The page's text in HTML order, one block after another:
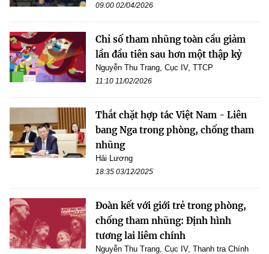
09:00 02/04/2026
Chỉ số tham nhũng toàn cầu giảm
lần đầu tiên sau hơn một thập kỷ
Nguyễn Thu Trang, Cục IV, TTCP
11:10 11/02/2026
Thắt chặt hợp tác Việt Nam - Liên
bang Nga trong phòng, chống tham
nhũng
Hải Lương
18:35 03/12/2025
Đoàn kết với giới trẻ trong phòng,
chống tham nhũng: Định hình
tương lai liêm chính
Nguyễn Thu Trang, Cục IV, Thanh tra Chính